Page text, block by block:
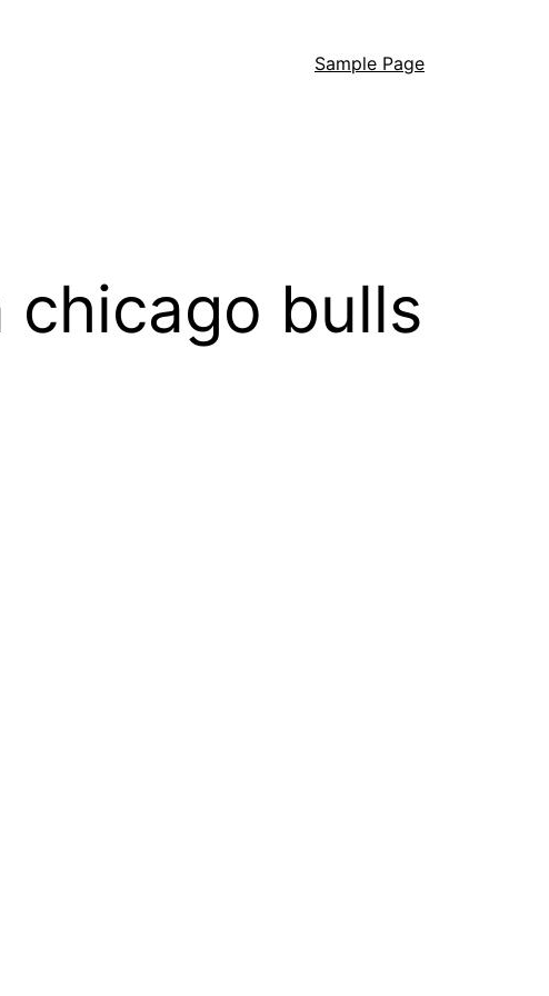
Sample Page
chicago bulls